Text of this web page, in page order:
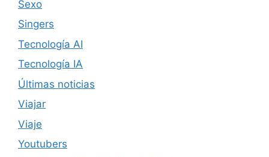
Sexo
Singers
Tecnología AI
Tecnología IA
Últimas noticias
Viajar
Viaje
Youtubers